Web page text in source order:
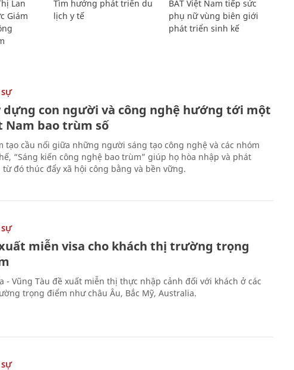
Lan
Giám
Tìm hướng phát triển du
lịch y tế
BAT Việt Nam tiếp sức
phụ nữ vùng biên giới
phát triển sinh kế
dựng con người và công nghệ hướng tới một
Nam bao trùm số
tạo cầu nối giữa những người sáng tạo công nghệ và các nhóm
“Sáng kiến công nghệ bao trùm” giúp họ hòa nhập và phát
đó thúc đẩy xã hội công bằng và bền vững.
miễn visa cho khách thị trường trọng
- Vũng Tàu đề xuất miễn thị thực nhập cảnh đối với khách ở các
trọng điểm như châu Âu, Bắc Mỹ, Australia.